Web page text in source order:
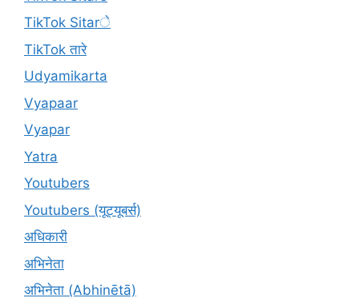
TikTok Sitarे
TikTok तारे
Udyamikarta
Vyapaar
Vyapar
Yatra
Youtubers
Youtubers (यूट्यूबर्स)
अधिकारी
अभिनेता
अभिनेता (Abhinētā)